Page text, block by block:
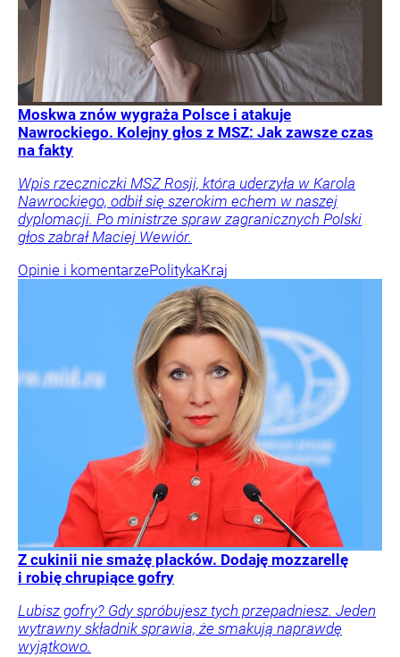
Moskwa znów wygraża Polsce i atakuje
Nawrockiego. Kolejny głos z MSZ: Jak zawsze czas
na fakty
Wpis rzeczniczki MSZ Rosji, która uderzyła w Karola
Nawrockiego, odbił się szerokim echem w naszej
dyplomacji. Po ministrze spraw zagranicznych Polski
głos zabrał Maciej Wewiór.
Opinie i komentarzePolitykaKraj
Z cukinii nie smażę placków. Dodaję mozzarellę
i robię chrupiące gofry
Lubisz gofry? Gdy spróbujesz tych przepadniesz. Jeden
wytrawny składnik sprawia, że smakują naprawdę
wyjątkowo.